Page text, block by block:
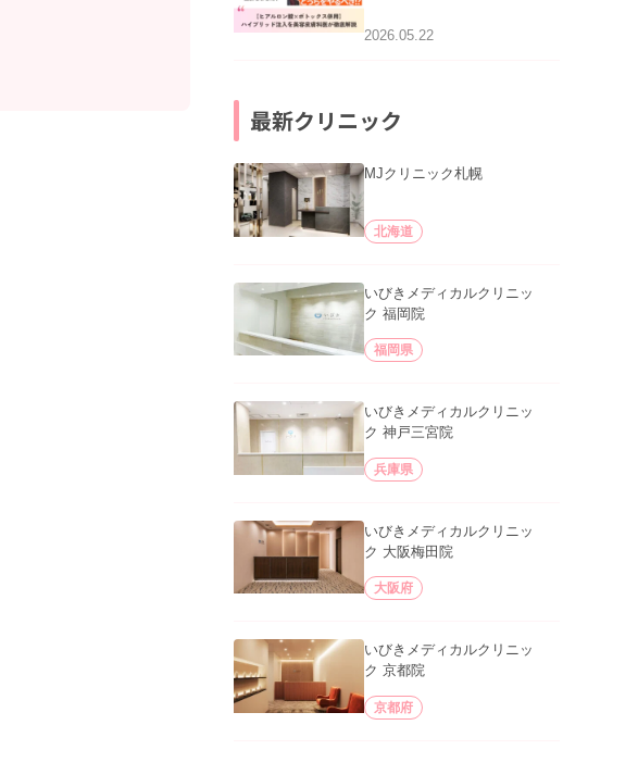
用】ハイブリッド注入を美
2026.05.22
最新クリニック
MJクリニック札幌
北海道
いびきメディカルクリニッ
ク 福岡院
福岡県
いびきメディカルクリニッ
ク 神戸三宮院
兵庫県
いびきメディカルクリニッ
ク 大阪梅田院
大阪府
いびきメディカルクリニッ
ク 京都院
京都府